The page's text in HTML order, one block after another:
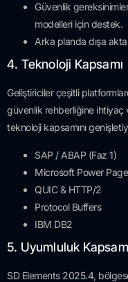
Güvenlik
modelleri için destek.
Arka planda dışa
4. Teknoloji Kapsamı
Geliştiriciler çeşitli
güvenlik rehberliğine ihtiyaç
teknoloji kapsamını
SAP / ABAP (Faz 1)
Microsoft Power
QUIC & HTTP/2
Protocol Buffers
IBM DB2
5. Uyumluluk
SD Elements 2025.4,